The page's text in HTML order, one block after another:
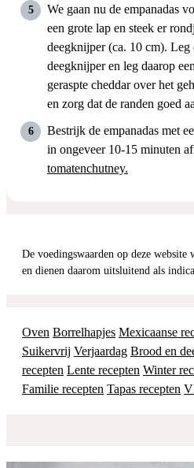
We gaan nu de empanadas
een grote lap en steek er
deegknijper (ca. 10 cm). Leg
deegknijper en leg daarop
geraspte cheddar over het
en zorg dat de randen goed
Bestrijk de empanadas met
in ongeveer 10-15 minuten
tomatenchutney.
De voedingswaarden op deze website worden automatisch berekend
en dienen daarom uitsluitend als
Oven Borrelhapjes Mexicaanse
Suikervrij Verjaardag Brood en
recepten Lente recepten Winter
Familie recepten Tapas recepten